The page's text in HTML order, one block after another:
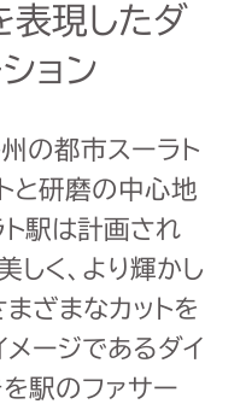
表現したダ
ョン
の都市スーラト
と研磨の中心地
ト駅は計画され
しく、より輝かし
ざまなカットを
ージであるダイ
駅のファサー